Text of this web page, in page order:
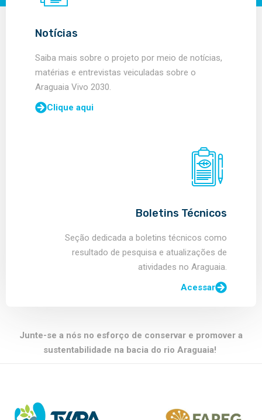
Notícias
Saiba mais sobre o projeto por meio de notícias,
matérias e entrevistas veiculadas sobre o
Araguaia Vivo 2030.
Clique aqui
Boletins Técnicos
Seção dedicada a boletins técnicos como
resultado de pesquisa e atualizações de
atividades no Araguaia.
Acessar
Junte-se a nós no esforço de conservar e promover a
sustentabilidade na bacia do rio Araguaia!